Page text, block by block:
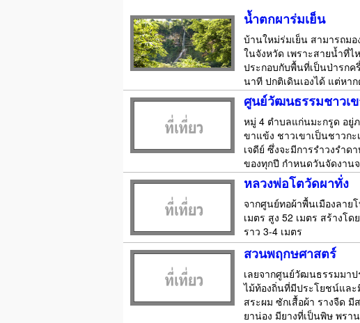
น้ำตกผาร่มเย็น
บ้านใหม่ร่มเย็น สามารถม
ในจังหวัด เพราะสายน้ำที่
ประกอบกับพื้นที่เป็นป่ารกค
นาที ปกติเดินเองได้ แต่หาก
ศูนย์วัฒนธรรมชาวเ
หมู่ 4 ตำบลแก่นมะกรูด อยู่
ขาแข้ง ชาวเขาเป็นชาวก
เจดีย์ ซึ่งจะมีการรำวงรำ
ของทุกปี กำหนดวันจัดงาน
หลวงพ่อโตวัดผาทั่ง
จากศูนย์ทอผ้าพื้นเมืองลาย
เมตร สูง 52 เมตร สร้างโ
ราว 3-4 เมตร
สวนพฤกษศาสตร์
เลยจากศูนย์วัฒนธรรมมา
ไม้ท้องถิ่นที่มีประโยชน์แล
สระผม ซักเสื้อผ้า รางจืด
ยาน่อง มียางที่เป็นพิษ พร